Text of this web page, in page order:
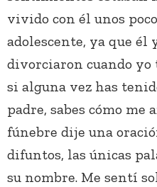
vivido con él unos
adolescente, ya que él
divorciaron cuando yo
si alguna vez has
padre, sabes cómo me
fúnebre dije una
difuntos, las únicas
su nombre. Me sentí